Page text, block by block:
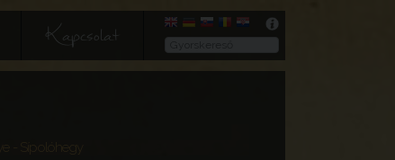
Kapcsolat